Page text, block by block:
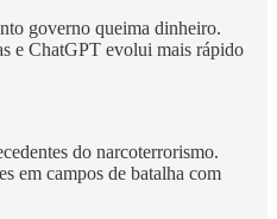
governo queima dinheiro.
e ChatGPT evolui mais rápido
do narcoterrorismo.
em campos de batalha com